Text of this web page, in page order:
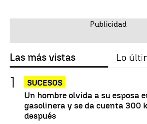
Las más vistas Lo
SUCESOS
Un hombre olvida a su esposa
gasolinera y se da cuenta 300
después